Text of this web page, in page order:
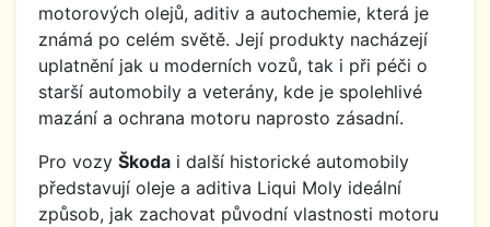
motorových olejů, aditiv a autochemie, která je
známá po celém světě. Její produkty nacházejí
uplatnění jak u moderních vozů, tak i při péči o
starší automobily a veterány, kde je spolehlivé
mazání a ochrana motoru naprosto zásadní.
Pro vozy Škoda i další historické automobily
představují oleje a aditiva Liqui Moly ideální
způsob, jak zachovat původní vlastnosti motoru